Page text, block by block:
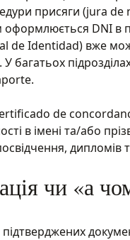
присяги (jura
DNI в
de Identidad) вже
de
в імені та/або
чи «а
підтверджених